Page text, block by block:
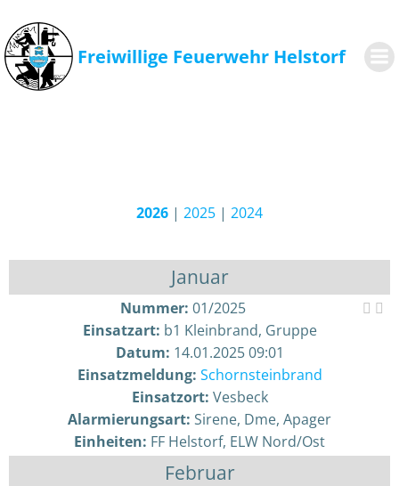
springen
Freiwillige Feuerwehr Helstorf
2026 | 2025 | 2024
Januar
Nummer: 01/2025
Einsatzart: b1 Kleinbrand, Gruppe
Datum: 14.01.2025 09:01
Einsatzmeldung: Schornsteinbrand
Einsatzort: Vesbeck
Alarmierungsart: Sirene, Dme, Apager
Einheiten: FF Helstorf, ELW Nord/Ost
Februar